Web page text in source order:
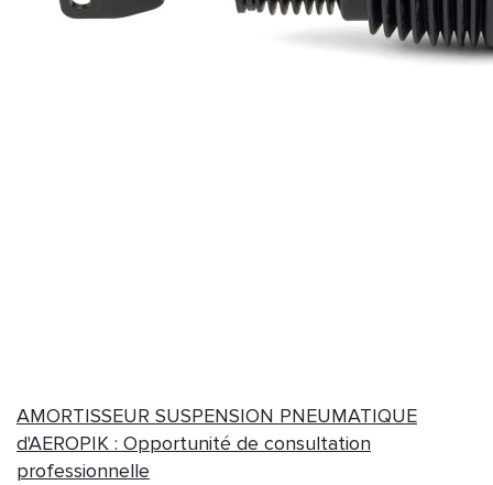
AMORTISSEUR SUSPENSION PNEUMATIQUE
d'AEROPIK : Opportunité de consultation
professionnelle